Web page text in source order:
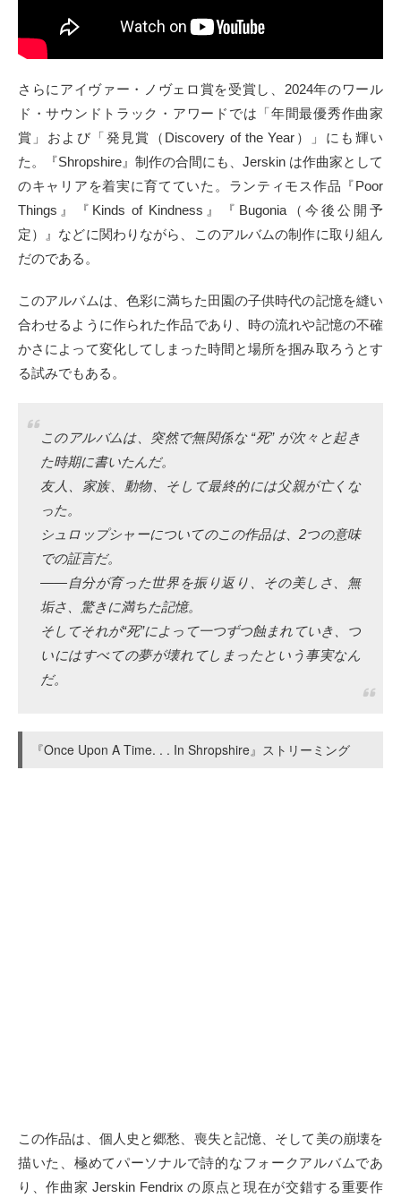
さらにアイヴァー・ノヴェロ賞を受賞し、2024年のワール
ド・サウンドトラック・アワードでは「年間最優秀作曲家
賞」および「発見賞（Discovery of the Year）」にも輝い
た。『Shropshire』制作の合間にも、Jerskin は作曲家として
のキャリアを着実に育てていた。ランティモス作品『Poor
Things』『Kinds of Kindness』『Bugonia（今後公開予
定）』などに関わりながら、このアルバムの制作に取り組ん
だのである。
このアルバムは、色彩に満ちた田園の子供時代の記憶を縫い
合わせるように作られた作品であり、時の流れや記憶の不確
かさによって変化してしまった時間と場所を掴み取ろうとす
る試みでもある。
このアルバムは、突然で無関係な “死” が次々と起き
た時期に書いたんだ。
友人、家族、動物、そして最終的には父親が亡くな
った。
シュロップシャーについてのこの作品は、2つの意味
での証言だ。
――自分が育った世界を振り返り、その美しさ、無
垢さ、驚きに満ちた記憶。
そしてそれが“死”によって一つずつ蝕まれていき、つ
いにはすべての夢が壊れてしまったという事実なん
だ。
『Once Upon A Time. . . In Shropshire』ストリーミング
この作品は、個人史と郷愁、喪失と記憶、そして美の崩壊を
描いた、極めてパーソナルで詩的なフォークアルバムであ
り、作曲家 Jerskin Fendrix の原点と現在が交錯する重要作